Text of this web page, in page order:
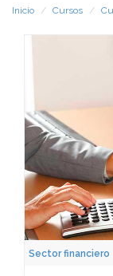
Inicio Cursos
Sector financiero